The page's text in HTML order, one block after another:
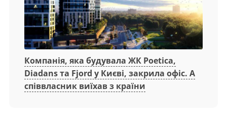
Компанія, яка будувала ЖК Poetica,
Diadans та Fjord у Києві, закрила офіс. А
співвласник виїхав з країни